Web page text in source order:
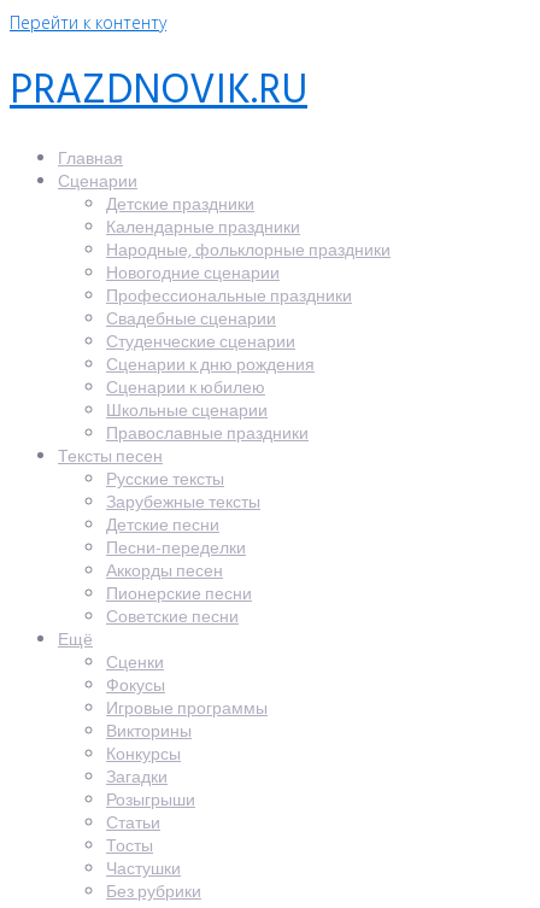
Перейти к контенту
PRAZDNOVIK.RU
Главная
Сценарии
Детские праздники
Календарные праздники
Народные, фольклорные праздники
Новогодние сценарии
Профессиональные праздники
Свадебные сценарии
Студенческие сценарии
Сценарии к дню рождения
Сценарии к юбилею
Школьные сценарии
Православные праздники
Тексты песен
Русские тексты
Зарубежные тексты
Детские песни
Песни-переделки
Аккорды песен
Пионерские песни
Советские песни
Ещё
Сценки
Фокусы
Игровые программы
Викторины
Конкурсы
Загадки
Розыгрыши
Статьи
Тосты
Частушки
Без рубрики